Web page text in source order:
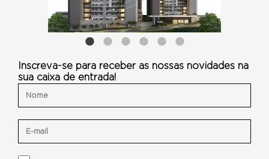
Inscreva-se para receber as nossas novidades na
sua caixa de entrada!